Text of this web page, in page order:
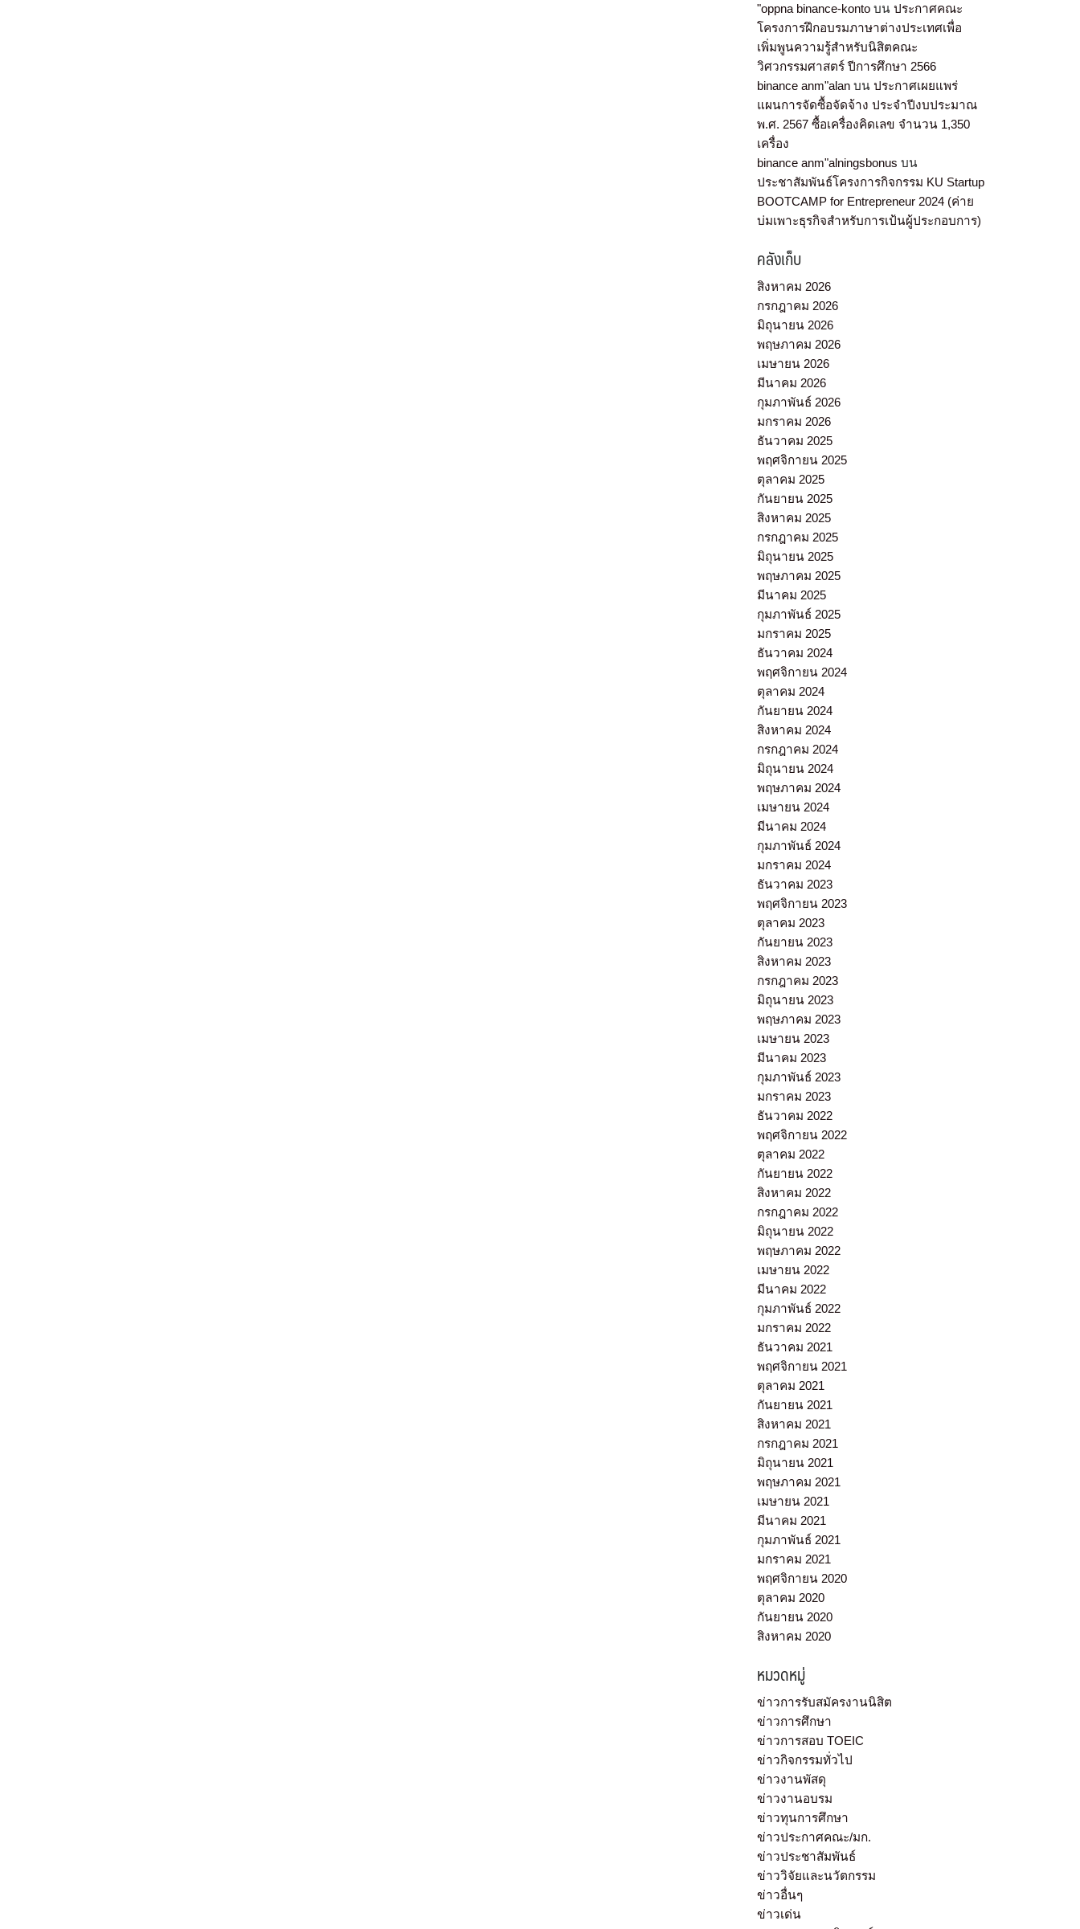
"oppna binance-konto บนประกาศคณะ
โครงการฝึกอบรมภาษาต่างประเทศเพื่อ
เพิ่มพูนความรู้สำหรับนิสิตคณะ
วิศวกรรมศาสตร์ ปีการศึกษา 2566
binance anm"alan บนประกาศเผยแพร่
แผนการจัดซื้อจัดจ้าง ประจำปีงบประมาณ
พ.ศ. 2567 ซื้อเครื่องคิดเลข จำนวน 1,350
เครื่อง
binance anm"alningsbonus บน
ประชาสัมพันธ์โครงการกิจกรรม KU Startup
BOOTCAMP for Entrepreneur 2024 (ค่าย
บ่มเพาะธุรกิจสำหรับการเป้นผู้ประกอบการ)
คลังเก็บ
สิงหาคม 2026
กรกฎาคม 2026
มิถุนายน 2026
พฤษภาคม 2026
เมษายน 2026
มีนาคม 2026
กุมภาพันธ์ 2026
มกราคม 2026
ธันวาคม 2025
พฤศจิกายน 2025
ตุลาคม 2025
กันยายน 2025
สิงหาคม 2025
กรกฎาคม 2025
มิถุนายน 2025
พฤษภาคม 2025
มีนาคม 2025
กุมภาพันธ์ 2025
มกราคม 2025
ธันวาคม 2024
พฤศจิกายน 2024
ตุลาคม 2024
กันยายน 2024
สิงหาคม 2024
กรกฎาคม 2024
มิถุนายน 2024
พฤษภาคม 2024
เมษายน 2024
มีนาคม 2024
กุมภาพันธ์ 2024
มกราคม 2024
ธันวาคม 2023
พฤศจิกายน 2023
ตุลาคม 2023
กันยายน 2023
สิงหาคม 2023
กรกฎาคม 2023
มิถุนายน 2023
พฤษภาคม 2023
เมษายน 2023
มีนาคม 2023
กุมภาพันธ์ 2023
มกราคม 2023
ธันวาคม 2022
พฤศจิกายน 2022
ตุลาคม 2022
กันยายน 2022
สิงหาคม 2022
กรกฎาคม 2022
มิถุนายน 2022
พฤษภาคม 2022
เมษายน 2022
มีนาคม 2022
กุมภาพันธ์ 2022
มกราคม 2022
ธันวาคม 2021
พฤศจิกายน 2021
ตุลาคม 2021
กันยายน 2021
สิงหาคม 2021
กรกฎาคม 2021
มิถุนายน 2021
พฤษภาคม 2021
เมษายน 2021
มีนาคม 2021
กุมภาพันธ์ 2021
มกราคม 2021
พฤศจิกายน 2020
ตุลาคม 2020
กันยายน 2020
สิงหาคม 2020
หมวดหมู่
ข่าวการรับสมัครงานนิสิต
ข่าวการศึกษา
ข่าวการสอบ TOEIC
ข่าวกิจกรรมทั่วไป
ข่าวงานพัสดุ
ข่าวงานอบรม
ข่าวทุนการศึกษา
ข่าวประกาศคณะ/มก.
ข่าวประชาสัมพันธ์
ข่าววิจัยและนวัตกรรม
ข่าวอื่นๆ
ข่าวเด่น